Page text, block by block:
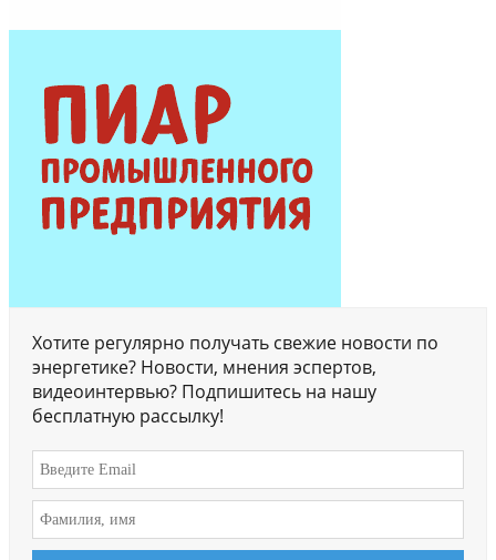
Хотите регулярно получать свежие новости по
энергетике? Новости, мнения эспертов,
видеоинтервью? Подпишитесь на нашу
бесплатную рассылку!